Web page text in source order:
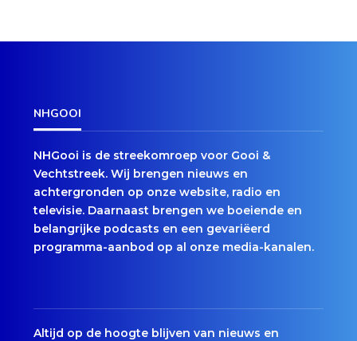
NHGOOI
NHGooi is de streekomroep voor Gooi &
Vechtstreek. Wij brengen nieuws en
achtergronden op onze website, radio en
televisie. Daarnaast brengen we boeiende en
belangrijke podcasts en een gevariëerd
programma-aanbod op al onze media-kanalen.
Altijd op de hoogte blijven van nieuws en